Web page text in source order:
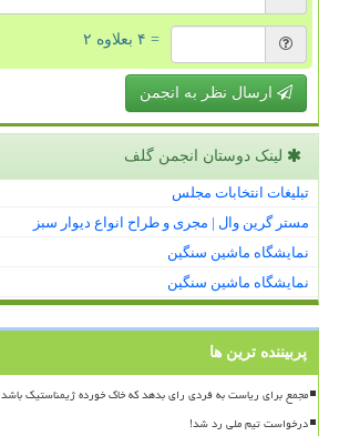
= ۴ بعلاوه ۲
ارسال نظر به انجمن
لینک دوستان انجمن گلف
تبلیغات انتخابات مجلس
مستر گرین وال | مجری و طراح انواع دیوار سبز
نمایشگاه ماشین سنگین
نمایشگاه ماشین سنگین
پربیننده ترین ها
مجمع برای ریاست به فردی رای بدهد که خاک خورده ژیمناستیک باشد
درخواست تیم ملی رد شد!